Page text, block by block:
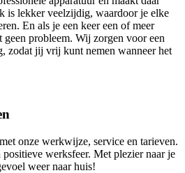
is lekker veelzijdig, waardoor je elke
En als je een keer een of meer
geen probleem. Wij zorgen voor een
zodat jij vrij kunt nemen wanneer het
onze werkwijze, service en tarieven.
werksfeer. Met plezier naar je
weer naar huis!